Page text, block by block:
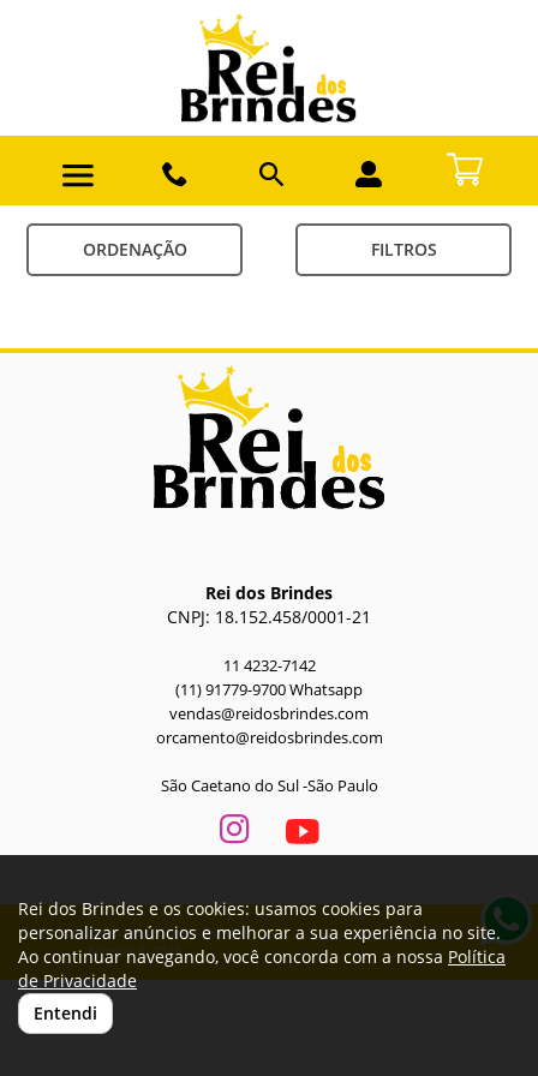
ORDENAÇÃO FILTROS
Rei dos Brindes
CNPJ: 18.152.458/0001-21
11 4232-7142
(11) 91779-9700 Whatsapp
vendas@reidosbrindes.com
orcamento@reidosbrindes.com
São Caetano do Sul -São Paulo
Todos os direitos reservados Rei dos
Brindes © 2026
Desenvolvido porA. Jung
Rei dos Brindes e os cookies: usamos cookies para
personalizar anúncios e melhorar a sua experiência no site.
Ao continuar navegando, você concorda com a nossa Política
de Privacidade
Entendi